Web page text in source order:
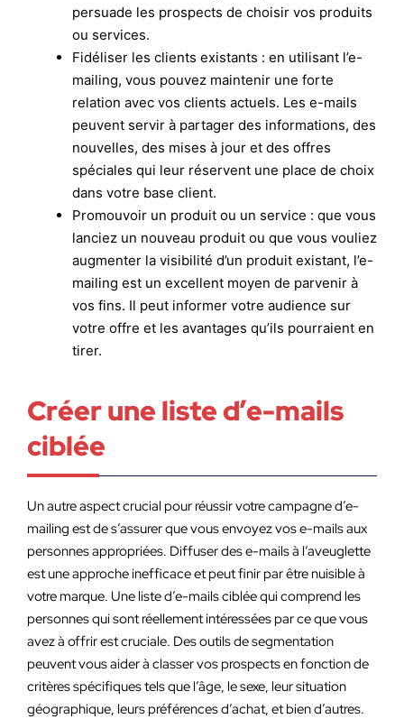
persuade les prospects de choisir vos produits
ou services.
Fidéliser les clients existants : en utilisant l’e-
mailing, vous pouvez maintenir une forte
relation avec vos clients actuels. Les e-mails
peuvent servir à partager des informations, des
nouvelles, des mises à jour et des offres
spéciales qui leur réservent une place de choix
dans votre base client.
Promouvoir un produit ou un service : que vous
lanciez un nouveau produit ou que vous vouliez
augmenter la visibilité d’un produit existant, l’e-
mailing est un excellent moyen de parvenir à
vos fins. Il peut informer votre audience sur
votre offre et les avantages qu’ils pourraient en
tirer.
Créer une liste d’e-mails
ciblée
Un autre aspect crucial pour réussir votre campagne d’e-
mailing est de s’assurer que vous envoyez vos e-mails aux
personnes appropriées. Diffuser des e-mails à l’aveuglette
est une approche inefficace et peut finir par être nuisible à
votre marque. Une liste d’e-mails ciblée qui comprend les
personnes qui sont réellement intéressées par ce que vous
avez à offrir est cruciale. Des outils de segmentation
peuvent vous aider à classer vos prospects en fonction de
critères spécifiques tels que l’âge, le sexe, leur situation
géographique, leurs préférences d’achat, et bien d’autres.